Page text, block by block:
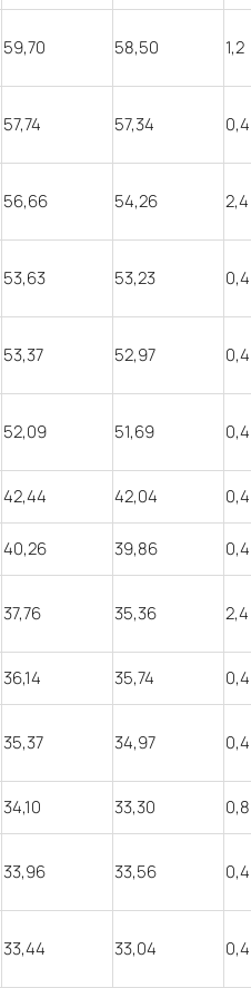
59,70 58,50 1,2
57,74 57,34 0,4
56,66 54,26 2,4
53,63 53,23 0,4
53,37 52,97 0,4
52,09 51,69 0,4
42,44 42,04 0,4
40,26 39,86 0,4
37,76 35,36 2,4
36,14 35,74 0,4
35,37 34,97 0,4
34,10 33,30 0,8
33,96 33,56 0,4
33,44 33,04 0,4